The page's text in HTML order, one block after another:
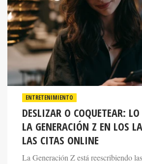
ENTRETENIMIENTO
DESLIZAR O COQUETEAR:
LA GENERACIÓN Z EN LOS
LAS CITAS ONLINE
La Generación Z está reescribiendo